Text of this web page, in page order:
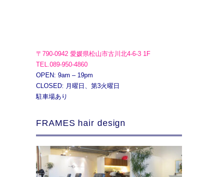
〒790-0942 愛媛県松山市古川北4-6-3 1F
TEL.089-950-4860
OPEN: 9am – 19pm
CLOSED: 月曜日、第3火曜日
駐車場あり
FRAMES hair design